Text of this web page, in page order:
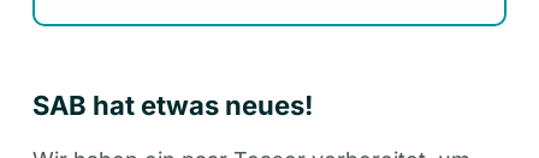
SAB hat etwas neues!